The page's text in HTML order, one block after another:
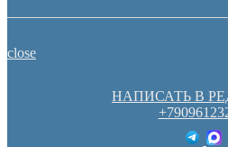
close
НАПИСАТЬ В